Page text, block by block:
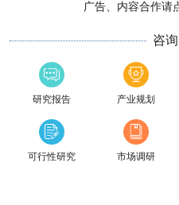
广告、内容合作请
咨
研究报告 产业规划
可行性研究 市场调研